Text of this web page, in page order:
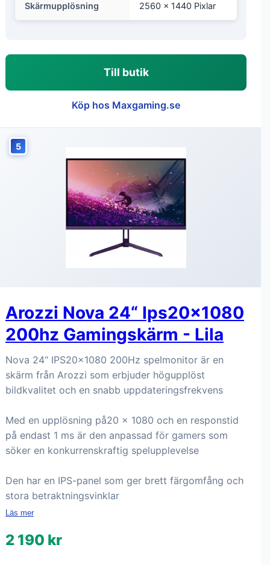
Skärmupplösning 2560 x 1440 Pixlar
Till butik
Köp hos Maxgaming.se
5
Arozzi Nova 24“ Ips20x1080
200hz Gamingskärm - Lila
Nova 24“ IPS20x1080 200Hz spelmonitor är en
skärm från Arozzi som erbjuder högupplöst
bildkvalitet och en snabb uppdateringsfrekvens
Med en upplösning på20 x 1080 och en responstid
på endast 1 ms är den anpassad för gamers som
söker en konkurrenskraftig spelupplevelse
Den har en IPS-panel som ger brett färgomfång och
stora betraktningsvinklar
Läs mer
2 190 kr